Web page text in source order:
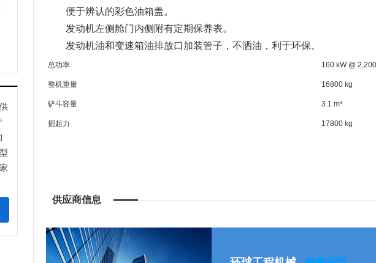
便于辨认的彩色油箱盖。
发动机左侧舱门内侧附有定期保养表。
发动机油和变速箱油排放口加装管子，不洒油，利于环保。
总功率 160 kW @
整机重量 16800 kg
铲斗容量 3.1 m³
掘起力 17800 kg
供应商信息